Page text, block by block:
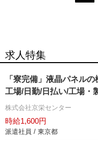
求人特集
「寮完備」液晶パネル
工場/日勤/日払い/工場・
株式会社京栄センター
時給1,600円
派遣社員 / 東京都